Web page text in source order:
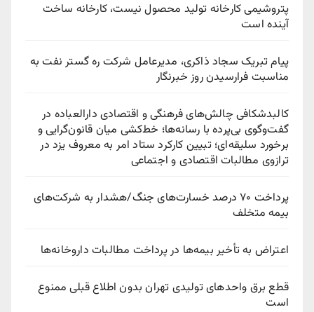
پتروشیمی کارخانه تولید محصول نیست، کارخانه ساخت
آینده است
پیام تبریک سجاد ذاکری، مدیرعامل شرکت ره‌ گستر نفت به
مناسبت فرارسیدن روز خبرنگار
کالبدشکافی چالش‌های فرهنگی و اقتصادی دارالعباده در
گفت‌وگوی بی‌پرده با رسانه‌ها؛ خط‌کشی میان قانون‌گرایی و
برخورد سلیقه‌ای؛ تبیین کارکرد ستاد امر به معروف یزد در
ترازوی مطالبات اقتصادی و اجتماعی
پرداخت ۷۰ درصد خسارت‌های جنگ/هشدار به شرکت‌های
بیمه متخلف
اعتراض به تأخیر بیمه‌ها در پرداخت مطالبات داروخانه‌ها
قطع برق واحدهای تولیدی تهران بدون اطلاع قبلی ممنوع
است